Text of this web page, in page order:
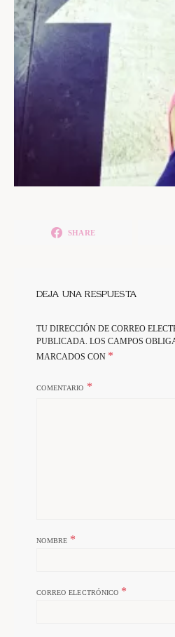
SHARE
DEJA UNA RESPUESTA
TU DIRECCIÓN DE CORREO
PUBLICADA. LOS CAMPOS
MARCADOS CON *
COMENTARIO
NOMBRE *
CORREO ELECTRÓNICO *